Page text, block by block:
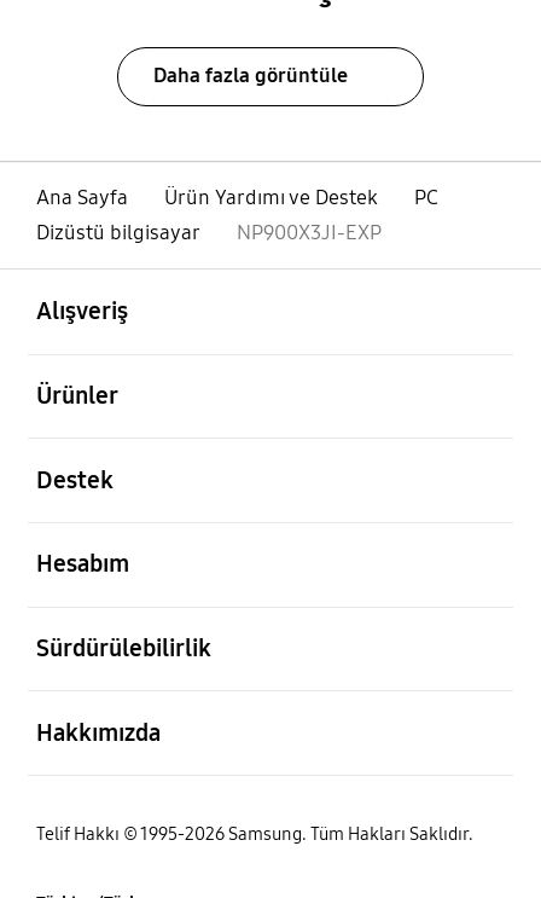
Daha fazla görüntüle
Ana Sayfa Ürün Yardımı ve Destek
PC
Dizüstü bilgisayar
NP900X3JI-EXP
Alışveriş
Ürünler
Destek
Hesabım
Sürdürülebilirlik
Hakkımızda
Telif Hakkı © 1995-2026 Samsung. Tüm Hakları Saklıdır.